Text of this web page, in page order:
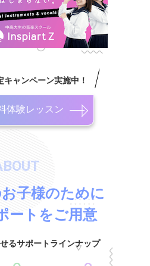
キャンペーン実施中！
体験レッスン
子様のために
ートをご用意
るサポートラインナップ